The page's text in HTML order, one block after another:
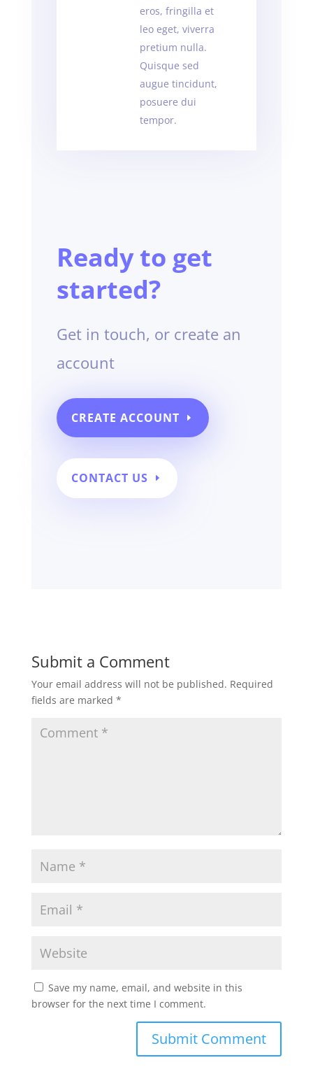
eros, fringilla et
leo eget, viverra
pretium nulla.
Quisque sed
augue tincidunt,
posuere dui
tempor.
Ready to get
started?
Get in touch, or create an
account
CREATE ACCOUNT
CONTACT US
Submit a Comment
Your email address will not be published. Required
fields are marked *
Save my name, email, and website in this
browser for the next time I comment.